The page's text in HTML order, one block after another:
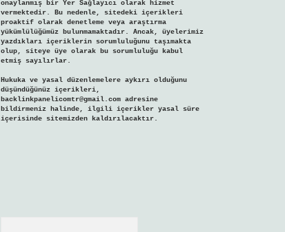
onaylanmış bir Yer Sağlayıcı olarak hizmet
vermektedir. Bu nedenle, sitedeki içerikleri
proaktif olarak denetleme veya araştırma
yükümlülüğümüz bulunmamaktadır. Ancak, üyelerimiz
yazdıkları içeriklerin sorumluluğunu taşımakta
olup, siteye üye olarak bu sorumluluğu kabul
etmiş sayılırlar.
Hukuka ve yasal düzenlemelere aykırı olduğunu
düşündüğünüz içerikleri,
backlinkpanelicomtr@gmail.comadresine
bildirmeniz halinde, ilgili içerikler yasal süre
içerisinde sitemizden kaldırılacaktır.